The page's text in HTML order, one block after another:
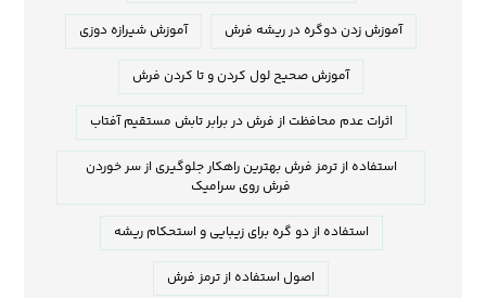
آموزش زدن دوگره در ریشه فرش آموزش شیرازه دوزی
آموزش صحیح لول کردن و تا کردن فرش
اثرات عدم محافظت از فرش در برابر تابش مستقیم آفتاب
استفاده از ترمز فرش بهترین راهکار جلوگیری از سر خوردن
فرش روی سرامیک
استفاده از دو گره برای زیبایی و استحکام ریشه
اصول استفاده از ترمز فرش